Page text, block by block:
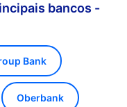
bancos -
Bank
Oberbank